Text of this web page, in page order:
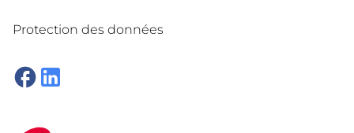
Protection des données